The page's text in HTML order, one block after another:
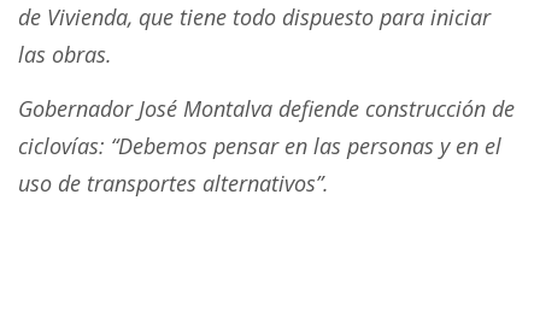
de Vivienda, que tiene todo dispuesto para iniciar
las obras.
Gobernador José Montalva defiende construcción de
ciclovías: “Debemos pensar en las personas y en el
uso de transportes alternativos”.